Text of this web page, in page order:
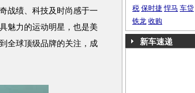
战绩、科技及时尚感于一
魅力的运动明星，也是美
全球顶级品牌的关注，成
税 保时捷 悍马 车贷
铁龙 收购
新车速递